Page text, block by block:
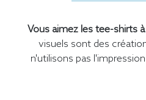
Vous aimez les tee-shirts
visuels sont des
n'utilisons pas